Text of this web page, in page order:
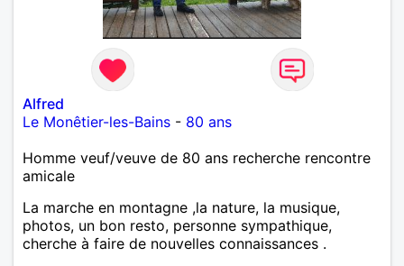
Alfred
Le Monêtier-les-Bains - 80 ans
Homme veuf/veuve de 80 ans recherche rencontre
amicale
La marche en montagne ,la nature, la musique,
photos, un bon resto, personne sympathique,
cherche à faire de nouvelles connaissances .